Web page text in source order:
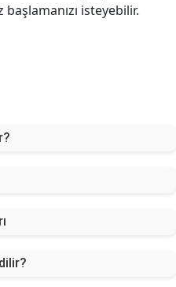
isteyebilir.